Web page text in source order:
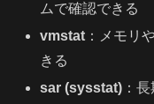
ムで確認できる
vmstat ：メモリ
きる
sar (sysstat) ：